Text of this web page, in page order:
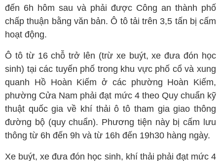
đến 6h hôm sau và phải được Công an thành phố
chấp thuận bằng văn bản. Ô tô tải trên 3,5 tấn bị cấm
hoạt động.
Ô tô từ 16 chỗ trở lên (trừ xe buýt, xe đưa đón học
sinh) tại các tuyến phố trong khu vực phố cổ và xung
quanh Hồ Hoàn Kiếm ở các phường Hoàn Kiếm,
phường Cửa Nam phải đạt mức 4 theo Quy chuẩn kỹ
thuật quốc gia về khí thải ô tô tham gia giao thông
đường bộ (quy chuẩn). Phương tiện này bị cấm lưu
thông từ 6h đến 9h và từ 16h đến 19h30 hàng ngày.
Xe buýt, xe đưa đón học sinh, khí thải phải đạt mức 4